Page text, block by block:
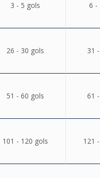
3 - 5 gols 6 -
26 - 30 gols 31
51 - 60 gols 61
101 - 120 gols 121